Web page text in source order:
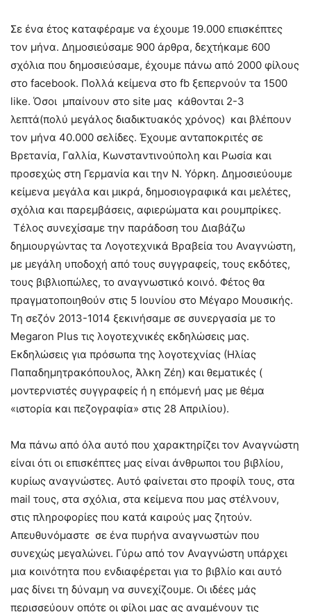
Σε ένα έτος καταφέραμε να έχουμε 19.000 επισκέπτες
τον μήνα. Δημοσιεύσαμε 900 άρθρα, δεχτήκαμε 600
σχόλια που δημοσιεύσαμε, έχουμε πάνω από 2000 φίλους
στο facebook. Πολλά κείμενα στο fb ξεπερνούν τα 1500
like. Όσοι μπαίνουν στο site μας κάθονται 2-3
λεπτά(πολύ μεγάλος διαδικτυακός χρόνος) και βλέπουν
τον μήνα 40.000 σελίδες. Έχουμε ανταποκριτές σε
Βρετανία, Γαλλία, Κωνσταντινούπολη και Ρωσία και
προσεχώς στη Γερμανία και την Ν. Υόρκη. Δημοσιεύουμε
κείμενα μεγάλα και μικρά, δημοσιογραφικά και μελέτες,
σχόλια και παρεμβάσεις, αφιερώματα και ρουμπρίκες.
Τέλος συνεχίσαμε την παράδοση του Διαβάζω
δημιουργώντας τα Λογοτεχνικά Βραβεία του Αναγνώστη,
με μεγάλη υποδοχή από τους συγγραφείς, τους εκδότες,
τους βιβλιοπώλες, το αναγνωστικό κοινό. Φέτος θα
πραγματοποιηθούν στις 5 Ιουνίου στο Μέγαρο Μουσικής.
Τη σεζόν 2013-1014 ξεκινήσαμε σε συνεργασία με το
Megaron Plus τις λογοτεχνικές εκδηλώσεις μας.
Εκδηλώσεις για πρόσωπα της λογοτεχνίας (Ηλίας
Παπαδημητρακόπουλος, Άλκη Ζέη) και θεματικές (
μοντερνιστές συγγραφείς ή η επόμενή μας με θέμα
«ιστορία και πεζογραφία» στις 28 Απριλίου).
Μα πάνω από όλα αυτό που χαρακτηρίζει τον Αναγνώστη
είναι ότι οι επισκέπτες μας είναι άνθρωποι του βιβλίου,
κυρίως αναγνώστες. Αυτό φαίνεται στο προφίλ τους, στα
mail τους, στα σχόλια, στα κείμενα που μας στέλνουν,
στις πληροφορίες που κατά καιρούς μας ζητούν.
Απευθυνόμαστε σε ένα πυρήνα αναγνωστών που
συνεχώς μεγαλώνει. Γύρω από τον Αναγνώστη υπάρχει
μια κοινότητα που ενδιαφέρεται για το βιβλίο και αυτό
μας δίνει τη δύναμη να συνεχίζουμε. Οι ιδέες μάς
περισσεύουν οπότε οι φίλοι μας ας αναμένουν τις